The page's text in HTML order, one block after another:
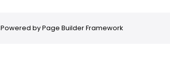
Powered byPage Builder Framework